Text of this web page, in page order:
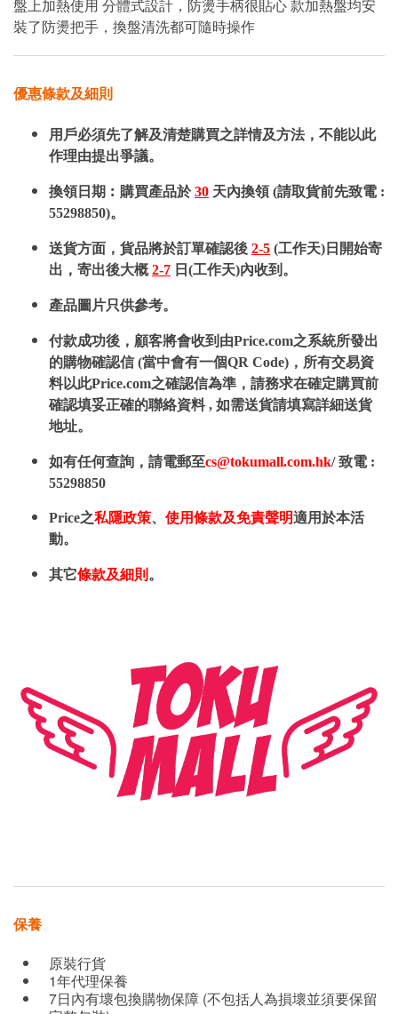
盤上加熱使用 分體式設計，防燙手柄很貼心 款加熱盤均安
裝了防燙把手，換盤清洗都可隨時操作
優惠條款及細則
用戶必須先了解及清楚購買之詳情及方法，不能以此
作理由提出爭議。
換領日期︰購買產品於30 天內換領 (請取貨前先致電 :
55298850)。
送貨方面，貨品將於訂單確認後 2-5 (工作天)日開始寄
出，寄出後大概2-7 日(工作天)內收到。
產品圖片只供參考。
付款成功後，顧客將會收到由Price.com之系統所發出
的購物確認信 (當中會有一個QR Code)，所有交易資
料以此Price.com之確認信為準，請務求在確定購買前
確認填妥正確的聯絡資料 , 如需送貨請填寫詳細送貨
地址。
如有任何查詢，請電郵至cs@tokumall.com.hk/ 致電 :
55298850
Price之私隱政策、 使用條款及免責聲明適用於本活
動。
其它條款及細則 。
保養
原裝行貨
1年代理保養
7日內有壞包換購物保障 (不包括人為損壞並須要保留